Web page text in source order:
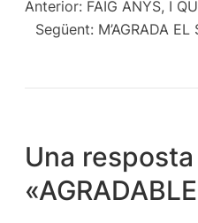
Anterior: FAIG ANYS, I
Següent: M’AGRADA
Una resposta